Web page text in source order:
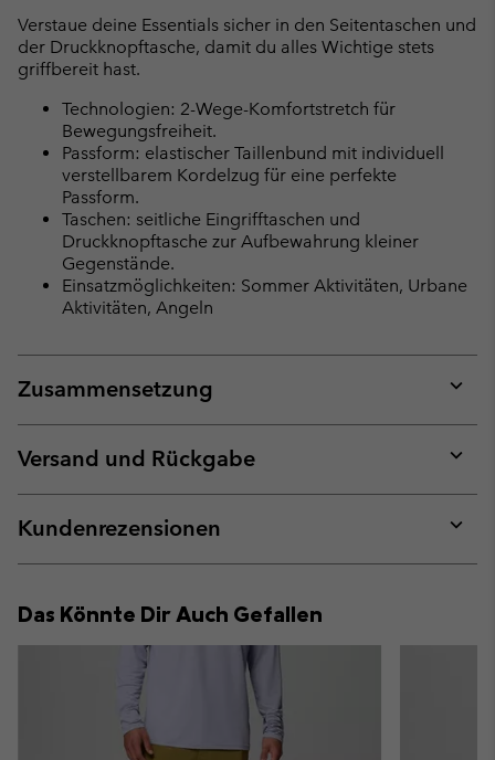
Verstaue deine Essentials sicher in den Seitentaschen und
der Druckknopftasche, damit du alles Wichtige stets
griffbereit hast.
Technologien: 2-Wege-Komfortstretch für
Bewegungsfreiheit.
Passform: elastischer Taillenbund mit individuell
verstellbarem Kordelzug für eine perfekte
Passform.
Taschen: seitliche Eingrifftaschen und
Druckknopftasche zur Aufbewahrung kleiner
Gegenstände.
Einsatzmöglichkeiten: Sommer Aktivitäten, Urbane
Aktivitäten, Angeln
Zusammensetzung
or
Versand und Rückgabe
or
Kundenrezensionen
or
Das Könnte Dir Auch Gefallen